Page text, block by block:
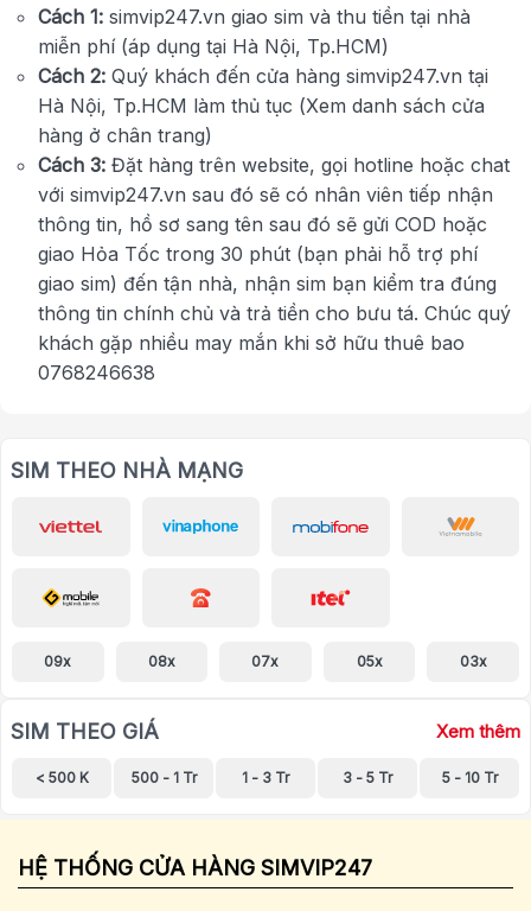
Cách 1: simvip247.vn giao sim và thu tiền tại nhà
miễn phí (áp dụng tại Hà Nội, Tp.HCM)
Cách 2: Quý khách đến cửa hàng simvip247.vn tại
Hà Nội, Tp.HCM làm thủ tục (Xem danh sách cửa
hàng ở chân trang)
Cách 3: Đặt hàng trên website, gọi hotline hoặc chat
với simvip247.vn sau đó sẽ có nhân viên tiếp nhận
thông tin, hồ sơ sang tên sau đó sẽ gửi COD hoặc
giao Hỏa Tốc trong 30 phút (bạn phải hỗ trợ phí
giao sim) đến tận nhà, nhận sim bạn kiểm tra đúng
thông tin chính chủ và trả tiền cho bưu tá. Chúc quý
khách gặp nhiều may mắn khi sở hữu thuê bao
0768246638
SIM THEO NHÀ MẠNG
09x 08x 07x 05x 03x
SIM THEO GIÁ Xem thêm
< 500 K 500 - 1 Tr 1 - 3 Tr 3 - 5 Tr 5 - 10 Tr
HỆ THỐNG CỬA HÀNG SIMVIP247